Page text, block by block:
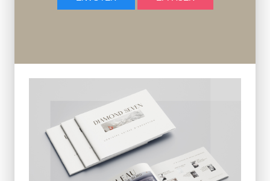
✔ Expertise métier dans le secteur
bijouterie-horlogerie
✔ Accompagnement personnalisé